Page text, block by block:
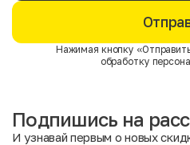
Нажимая кнопку
обработку
Подпишись на
И узнавай первым о новых